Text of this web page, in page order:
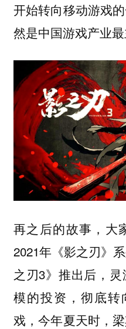
开始转向移动游戏
然是中国游戏产业最
再之后的故事，大
2021年《影之刃》
之刃3》推出后，
模的投资，彻底转
戏，今年夏天时，